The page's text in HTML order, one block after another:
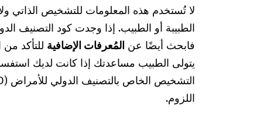
لا تُستخدم هذه المعلومات للتشخيص الذاتي
فابحث أيضًا عن المُعرفات الإضافية للتأكد
يتولى الطبيب مساعدتك إذا كانت لديك
اللزوم.